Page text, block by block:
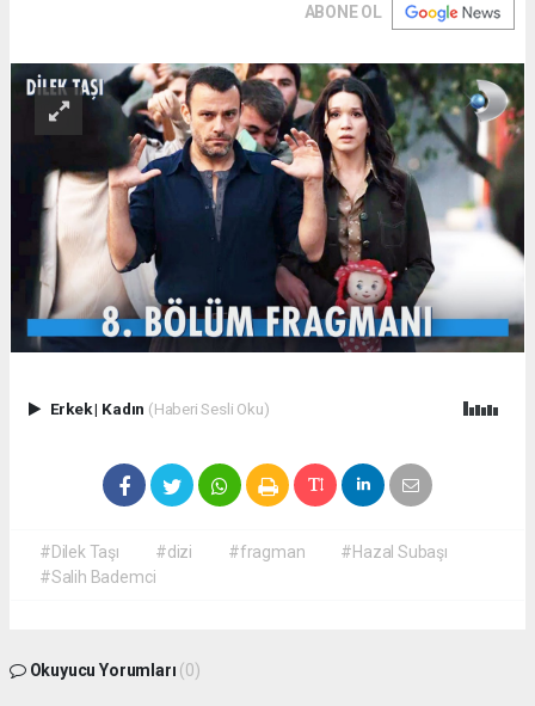
ABONE OL
Erkek| Kadın (Haberi Sesli Oku)
#Dilek Taşı #dizi #fragman
#Hazal Subaşı
#Salih Bademci
Okuyucu Yorumları (0)